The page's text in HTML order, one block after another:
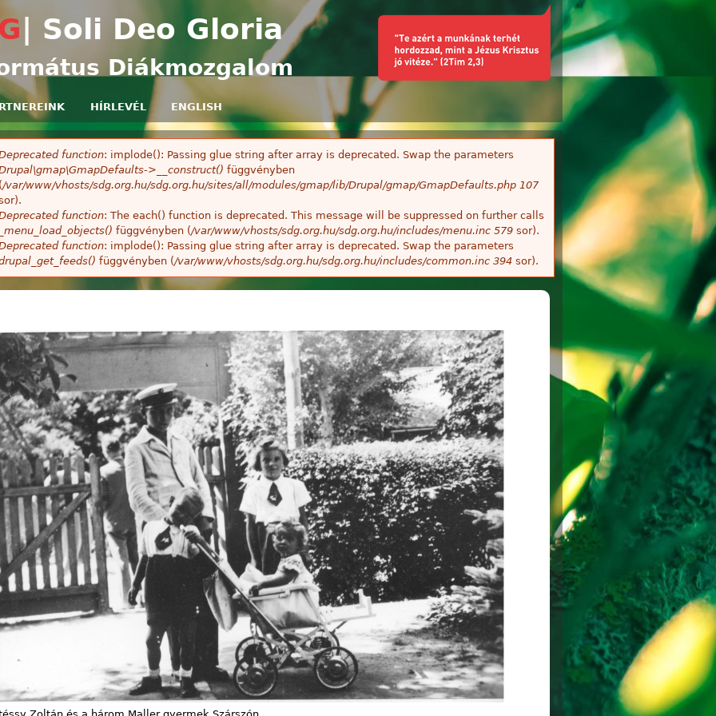
| Soli Deo Gloria
Diákmozgalom
HÍRLEVÉL ENGLISH
function: implode(): Passing glue string after array is deprecated. Swap the parameters
>__construct() függvényben
(/var/www/vhosts/sdg.org.hu/sdg.org.hu/sites/all/modules/gmap/lib/Drupal/gmap/GmapDefaults.php 107
function: The each() function is deprecated. This message will be suppressed on further calls
_menu_load_objects() függvényben (/var/www/vhosts/sdg.org.hu/sdg.org.hu/includes/menu.inc 579 sor).
function: implode(): Passing glue string after array is deprecated. Swap the parameters
függvényben (/var/www/vhosts/sdg.org.hu/sdg.org.hu/includes/common.inc 394 sor).